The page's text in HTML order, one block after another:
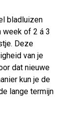
bladluizen
week of 2 á 3
Deze
van je
dat nieuwe
kun je de
lange termijn